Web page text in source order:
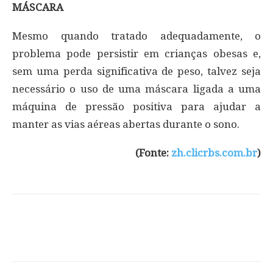
MÁSCARA
Mesmo quando tratado adequadamente, o
problema pode persistir em crianças obesas e,
sem uma perda significativa de peso, talvez seja
necessário o uso de uma máscara ligada a uma
máquina de pressão positiva para ajudar a
manter as vias aéreas abertas durante o sono.
(Fonte: zh.clicrbs.com.br)